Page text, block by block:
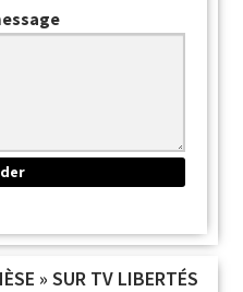
» SUR TV LIBERTÉS